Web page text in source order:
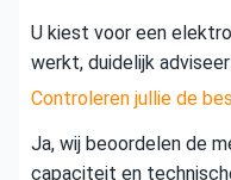
U kiest voor een
werkt, duidelijk
Controleren jullie de
Ja, wij beoordelen de
capaciteit en